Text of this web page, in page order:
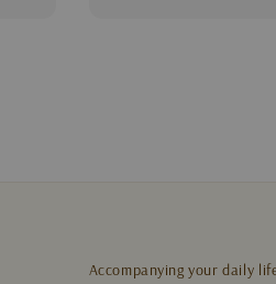
Accompanying your daily